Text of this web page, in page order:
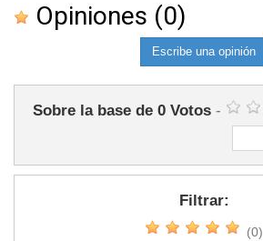
Opiniones (0)
Escribe una opinión
Sobre la base de 0 Votos -
Filtrar:
(0)